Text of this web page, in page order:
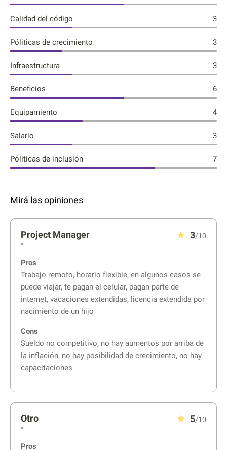
Calidad del código 3
Póliticas de crecimiento 3
Infraestructura 3
Beneficios 6
Equipamiento 4
Salario 3
Póliticas de inclusión 7
Mirá las opiniones
Project Manager
•
3/10
Pros
Trabajo remoto, horario flexible, en algunos casos se
puede viajar, te pagan el celular, pagan parte de
internet, vacaciones extendidas, licencia extendida por
nacimiento de un hijo
Cons
Sueldo no competitivo, no hay aumentos por arriba de
la inflación, no hay posibilidad de crecimiento, no hay
capacitaciones
Otro
•
5/10
Pros